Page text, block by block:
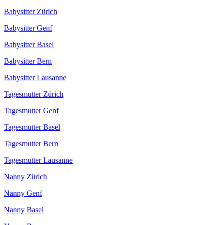
Babysitter Zürich
Babysitter Genf
Babysitter Basel
Babysitter Bern
Babysitter Lausanne
Tagesmutter Zürich
Tagesmutter Genf
Tagesmutter Basel
Tagesmutter Bern
Tagesmutter Lausanne
Nanny Zürich
Nanny Genf
Nanny Basel